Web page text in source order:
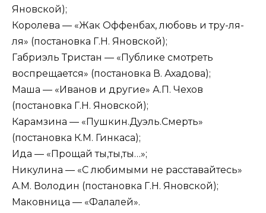
Яновской);
Королева — «Жак Оффенбах, любовь и тру-ля-
ля» (постановка Г.Н. Яновской);
Габриэль Тристан — «Публике смотреть
воспрещается» (постановка В. Ахадова);
Маша — «Иванов и другие» А.П. Чехов
(постановка Г.Н. Яновской);
Карамзина — «Пушкин.Дуэль.Смерть»
(постановка К.М. Гинкаса);
Ида — «Прощай ты,ты,ты…»;
Никулина — «С любимыми не расставайтесь»
А.М. Володин (постановка Г.Н. Яновской);
Маковница — «Фалалей».